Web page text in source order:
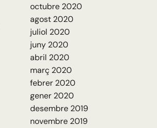
octubre 2020
agost 2020
juliol 2020
juny 2020
abril 2020
març 2020
febrer 2020
gener 2020
desembre 2019
novembre 2019